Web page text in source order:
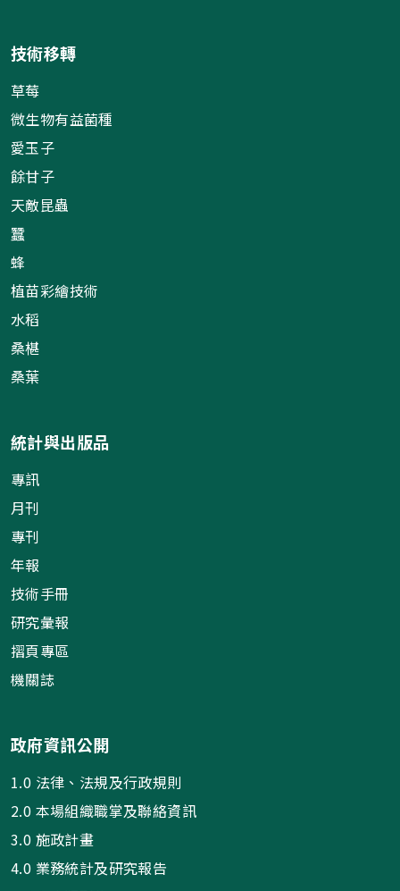
技術移轉
草莓
微生物有益菌種
愛玉子
餘甘子
天敵昆蟲
蠶
蜂
植苗彩繪技術
水稻
桑椹
桑葉
統計與出版品
專訊
月刊
專刊
年報
技術手冊
研究彙報
摺頁專區
機關誌
政府資訊公開
1.0 法律、法規及行政規則
2.0 本場組織職掌及聯絡資訊
3.0 施政計畫
4.0 業務統計及研究報告